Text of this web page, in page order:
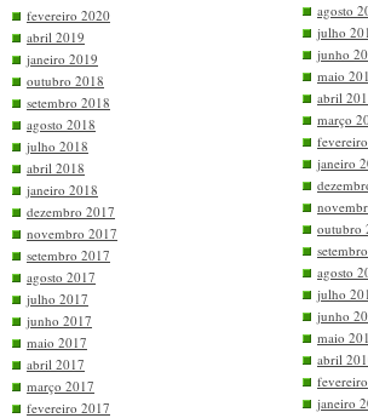
fevereiro 2020
abril 2019
janeiro 2019
outubro 2018
setembro 2018
agosto 2018
julho 2018
abril 2018
janeiro 2018
dezembro 2017
novembro 2017
setembro 2017
agosto 2017
julho 2017
junho 2017
maio 2017
abril 2017
março 2017
fevereiro 2017
agosto
julho
junho
maio
abril
março
janeiro
outubro
agosto
julho
junho
maio
abril
janeiro